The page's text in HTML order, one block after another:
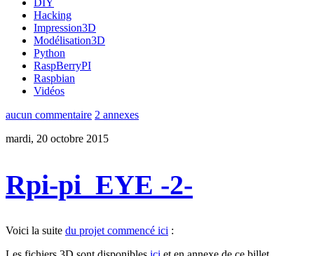
DIY
Hacking
Impression3D
Modélisation3D
Python
RaspBerryPI
Raspbian
Vidéos
aucun commentaire 2 annexes
mardi, 20 octobre 2015
Rpi-pi_EYE -2-
Voici la suite du projet commencé ici :